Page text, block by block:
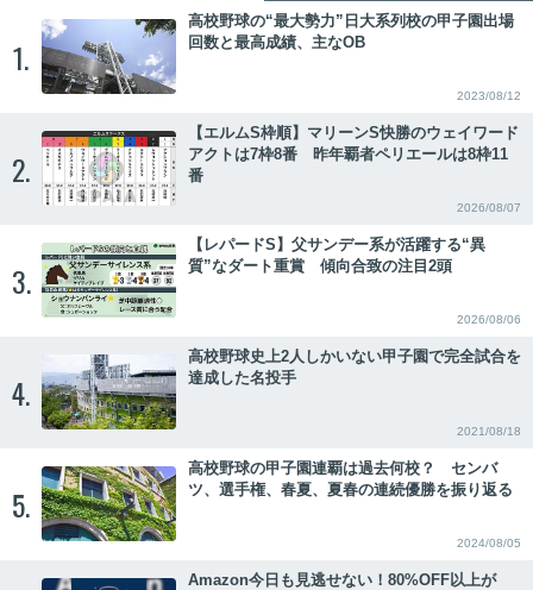
1.
高校野球の“最大勢力”日大系列校の甲子園出場
回数と最高成績、主なOB
2023/08/12
2.
【エルムS枠順】マリーンS快勝のウェイワード
アクトは7枠8番 昨年覇者ペリエールは8枠11
番
2026/08/07
3.
【レパードS】父サンデー系が活躍する“異
質”なダート重賞 傾向合致の注目2頭
2026/08/06
4.
高校野球史上2人しかいない甲子園で完全試合を
達成した名投手
2021/08/18
5.
高校野球の甲子園連覇は過去何校？ センバ
ツ、選手権、春夏、夏春の連続優勝を振り返る
2024/08/05
Amazon今日も見逃せない！80%OFF以上が